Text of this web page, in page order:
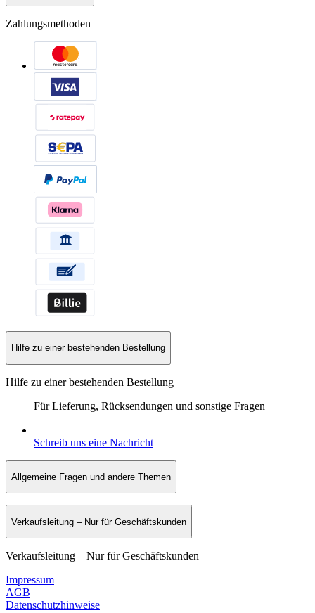
Zahlungsmethoden
Hilfe zu einer bestehenden Bestellung
Hilfe zu einer bestehenden Bestellung
Für Lieferung, Rücksendungen und sonstige Fragen
Schreib uns eine Nachricht
Allgemeine Fragen und andere Themen
Verkaufsleitung – Nur für Geschäftskunden
Verkaufsleitung – Nur für Geschäftskunden
Impressum
AGB
Datenschutzhinweise